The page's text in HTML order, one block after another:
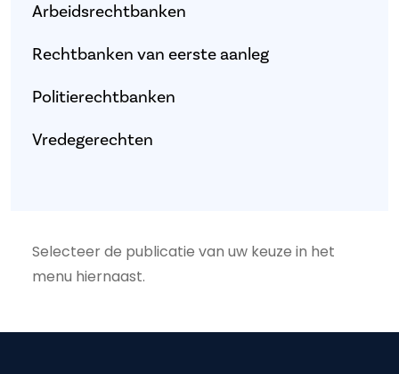
Arbeidsrechtbanken
Rechtbanken van eerste aanleg
Politierechtbanken
Vredegerechten
Selecteer de publicatie van uw keuze in het
menu hiernaast.